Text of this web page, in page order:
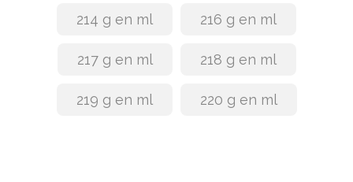
214 g en ml 216 g en ml
217 g en ml 218 g en ml
219 g en ml 220 g en ml